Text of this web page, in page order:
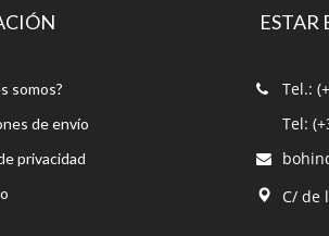
somos?
de envío
privacidad
ESTAR
Tel.:
Tel:
C/ de